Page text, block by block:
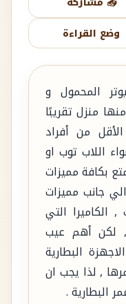
وضع القراءة
المحمول و
منزل تقريبًا
من أفراد
اللاب توب او
بكافة مميزات
جانب مميزات
, الكاميرا التي
, لكن أهم عيب
البطارية
, لذا يجب ان
البطارية .